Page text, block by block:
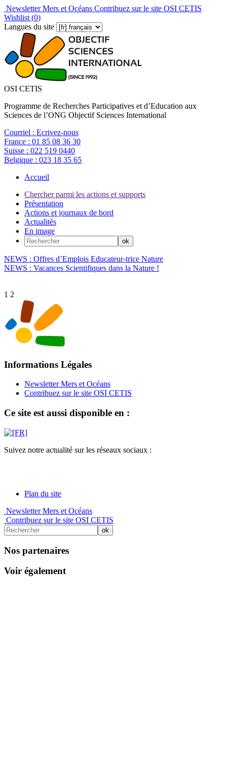
Newsletter Mers et Océans Contribuez sur le site OSI CETIS
Wishlist (0)
Langues du site
OSI CETIS
Programme de Recherches Participatives et d’Education aux
Sciences de l’ONG Objectif Sciences International
Courriel : Ecrivez-nous
France : 01 85 08 36 30
Suisse : 022 519 0440
Belgique : 023 18 35 65
Accueil
Chercher parmi les actions et supports
Présentation
Actions et journaux de bord
Actualités
En image
NEWS : Offres d’Emplois Educateur-trice Nature
NEWS : Vacances Scientifiques dans la Nature !
1 2
Informations Légales
Newsletter Mers et Océans
Contribuez sur le site OSI CETIS
Ce site est aussi disponible en :
Suivez notre actualité sur les réseaux sociaux :
Plan du site
Newsletter Mers et Océans
Contribuez sur le site OSI CETIS
Nos partenaires
Voir également